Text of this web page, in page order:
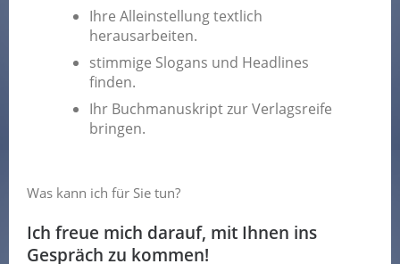
Ihre Alleinstellung textlich
herausarbeiten.
stimmige Slogans und Headlines
finden.
Ihr Buchmanuskript zur Verlagsreife
bringen.
Was kann ich für Sie tun?
Ich freue mich darauf, mit Ihnen ins
Gespräch zu kommen!